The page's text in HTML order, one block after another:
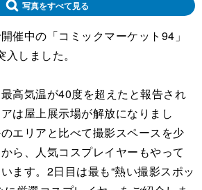
写真をすべて見る
催中の「コミックマーケット94」
しました。
高気温が40度を超えたと報告され
は屋上展示場が解放になりまし
エリアと比べて撮影スペースを少
ら、人気コスプレイヤーもやって
ます。2日目は最も“熱い撮影スポッ